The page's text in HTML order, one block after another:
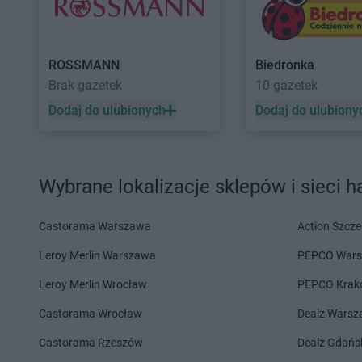
Koliber Pilica
Koliber Poręba
Koliber Rogów
Koliber Sierakowice
Koliber Siewierz
Koliber Skawina
Koliber Skoczów
Koliber Skulsk
Koliber Staszów
Koliber Warszawa Węgierska
Koliber Zakliczyn Zakopane
Koliber Żarki Żory
ROSSMANN
Brak gazetek
Dodaj do ulubionych
Biedronka
10 gazetek
Dodaj do
Wybrane lokalizacje sklepów i sieci
Castorama Warszawa
Leroy Merlin Warszawa
Leroy Merlin Wrocław
Castorama Wrocław
Castorama Rzeszów
Action
PEPCO
PEPCO
Dealz
Dealz